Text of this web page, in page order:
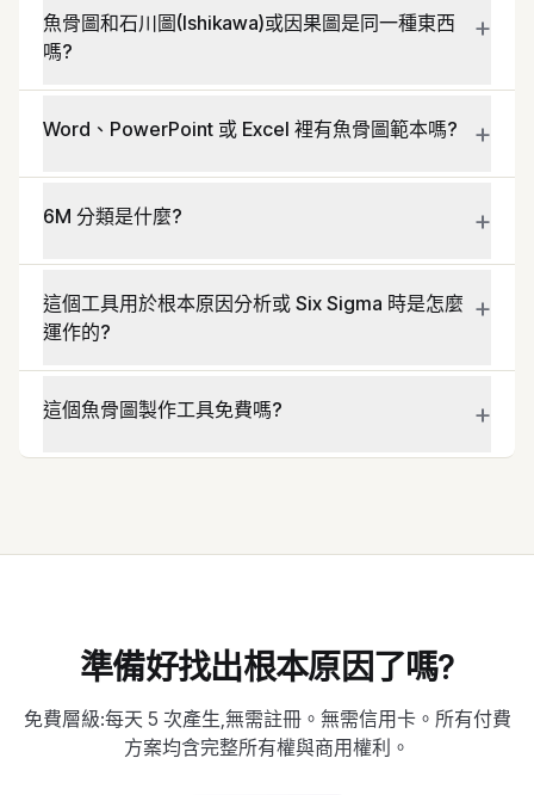
魚骨圖和石川圖(Ishikawa)或因果圖是同一種東西
嗎?
+
Word、PowerPoint 或 Excel 裡有魚骨圖範本嗎? +
6M 分類是什麼? +
這個工具用於根本原因分析或 Six Sigma 時是怎麼
運作的?
+
這個魚骨圖製作工具免費嗎? +
準備好找出根本原因了嗎?
免費層級:每天 5 次產生,無需註冊。無需信用卡。所有付費
方案均含完整所有權與商用權利。